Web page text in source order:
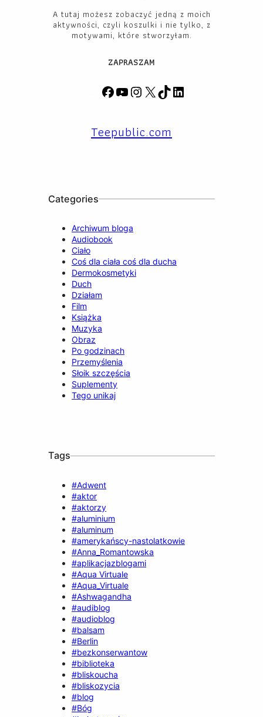
A tutaj możesz zobaczyć jedną z moich
aktywności, czyli koszulki i nie tylko, z
motywami, które stworzyłam.
ZAPRASZAM
F
e
Y
T
t
X
T
Teepublic.com
Categories
Archiwum bloga
Audiobook
Ciało
Coś dla ciała coś dla ducha
Dermokosmetyki
Duch
Działam
Film
Książka
Muzyka
Obraz
Po godzinach
Przemyślenia
Słoik szczęścia
Suplementy
Tego unikaj
Tags
#Adwent
#aktor
#aktorzy
#aluminium
#aluminum
#amerykańscy-nastolatkowie
#Anna_Romantowska
#aplikacjazblogami
#Aqua Virtuale
#Aqua_Virtuale
#Ashwagandha
#audiblog
#audioblog
#balsam
#Berlin
#bezkonserwantow
#biblioteka
#bliskoucha
#bliskozycia
#blog
#Bóg